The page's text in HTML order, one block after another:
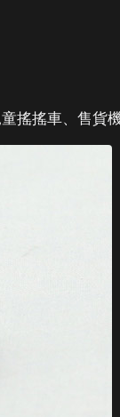
搖搖車、售貨